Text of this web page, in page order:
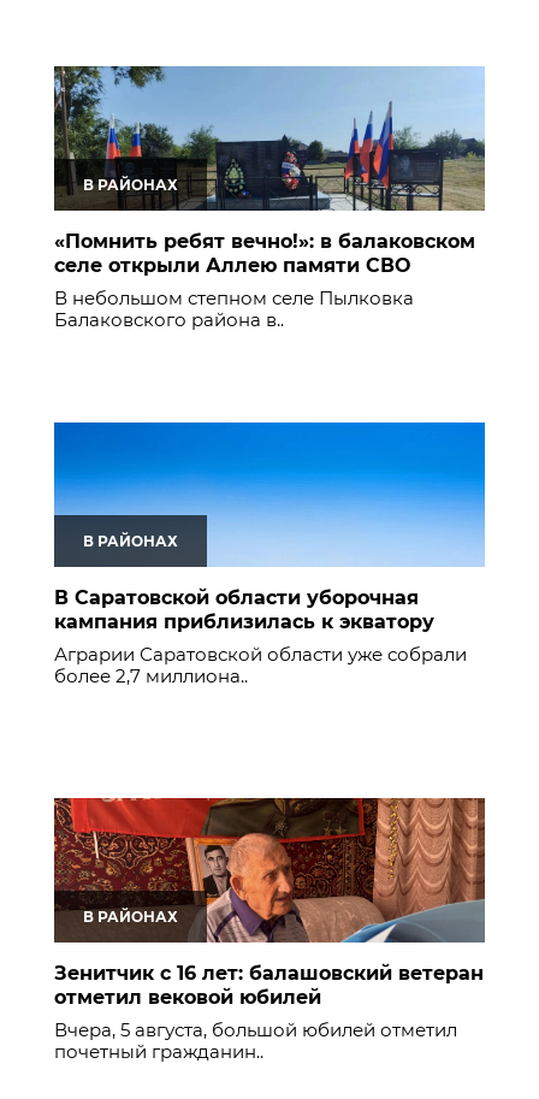
В РАЙОНАХ
«Помнить ребят вечно!»: в балаковском
селе открыли Аллею памяти СВО
В небольшом степном селе Пылковка
Балаковского района в..
В РАЙОНАХ
В Саратовской области уборочная
кампания приблизилась к экватору
Аграрии Саратовской области уже собрали
более 2,7 миллиона..
В РАЙОНАХ
Зенитчик с 16 лет: балашовский ветеран
отметил вековой юбилей
Вчера, 5 августа, большой юбилей отметил
почетный гражданин..